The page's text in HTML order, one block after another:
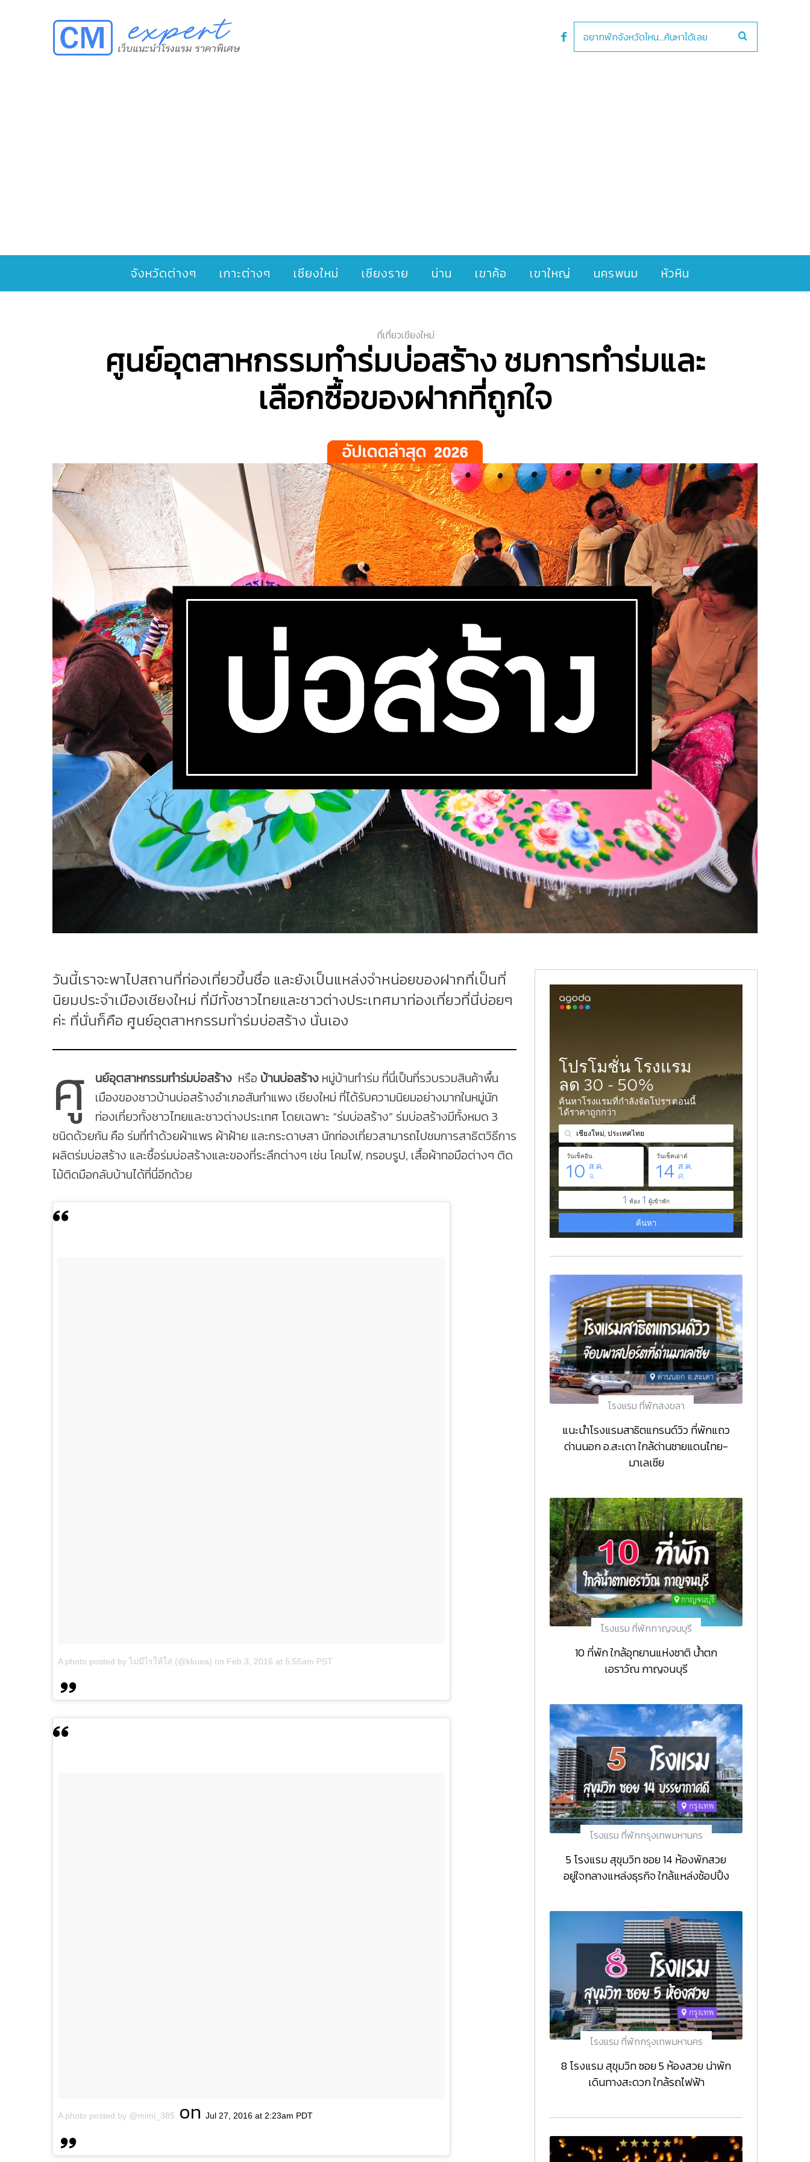
จังหวัดต่างๆ เกาะต่างๆ เชียงใหม่ เชียงราย น่าน เขาค้อ เขาใหญ่ นครพนม หัวหิน
ที่เที่ยวเชียงใหม่
ศูนย์อุตสาหกรรมทําร่มบ่อสร้าง ชมการทำร่มและ
เลือกซื้อของฝากที่ถูกใจ
วันนี้เราจะพาไปสถานที่ท่องเที่ยวขึ้นชื่อ และยังเป็นแหล่งจำหน่อยของฝากที่เป็นที่
นิยมประจำเมืองเชียงใหม่ ที่มีทั้งชาวไทยและชาวต่างประเทศมาท่องเที่ยวที่นี่บ่อยๆ
ค่ะ ที่นั่นก็คือ ศูนย์อุตสาหกรรมทําร่มบ่อสร้าง นั่นเอง
ศู นย์อุตสาหกรรมทําร่มบ่อสร้าง หรือ บ้านบ่อสร้าง หมู่บ้านทำร่ม ที่นี่เป็นที่รวบรวมสินค้าพื้น
เมืองของชาวบ้านบ่อสร้างอำเภอสันกำแพง เชียงใหม่ ที่ได้รับความนิยมอย่างมากในหมู่นัก
ท่องเที่ยวทั้งชาวไทยและชาวต่างประเทศ โดยเฉพาะ “ร่มบ่อสร้าง” ร่มบ่อสร้างมีทั้งหมด 3
ชนิดด้วยกัน คือ ร่มที่ทำด้วยผ้าแพร ผ้าฝ้าย และกระดาษสา นักท่องเที่ยวสามารถไปชมการสาธิตวิธีการ
ผลิตร่มบ่อสร้าง และซื้อร่มบ่อสร้างและของที่ระลึกต่างๆ เช่น โคมไฟ, กรอบรูป, เสื้อผ้าทอมือต่างๆ ติด
ไม้ติดมือกลับบ้านได้ที่นี่อีกด้วย
A photo posted by ไม่มีไรให้ใส่ (@kkuea) on Feb 3, 2016 at 5:55am PST
A photo posted by @mimi_385 on Jul 27, 2016 at 2:23am PDT
โรงแรม ที่พักสงขลา
แนะนำโรงแรมสาธิตแกรนด์วิว ที่พักแถว
ด่านนอก อ.สะเดา ใกล้ด่านชายแดนไทย-
มาเลเซีย
โรงแรม ที่พักกาญจนบุรี
10 ที่พัก ใกล้อุทยานแห่งชาติ น้ำตก
เอราวัณ กาญจนบุรี
โรงแรม ที่พักกรุงเทพมหานคร
5 โรงแรม สุขุมวิท ซอย 14 ห้องพักสวย
อยู่ใจกลางแหล่งธุรกิจ ใกล้แหล่งช้อปปิ้ง
โรงแรม ที่พักกรุงเทพมหานคร
8 โรงแรม สุขุมวิท ซอย 5 ห้องสวย น่าพัก
เดินทางสะดวก ใกล้รถไฟฟ้า